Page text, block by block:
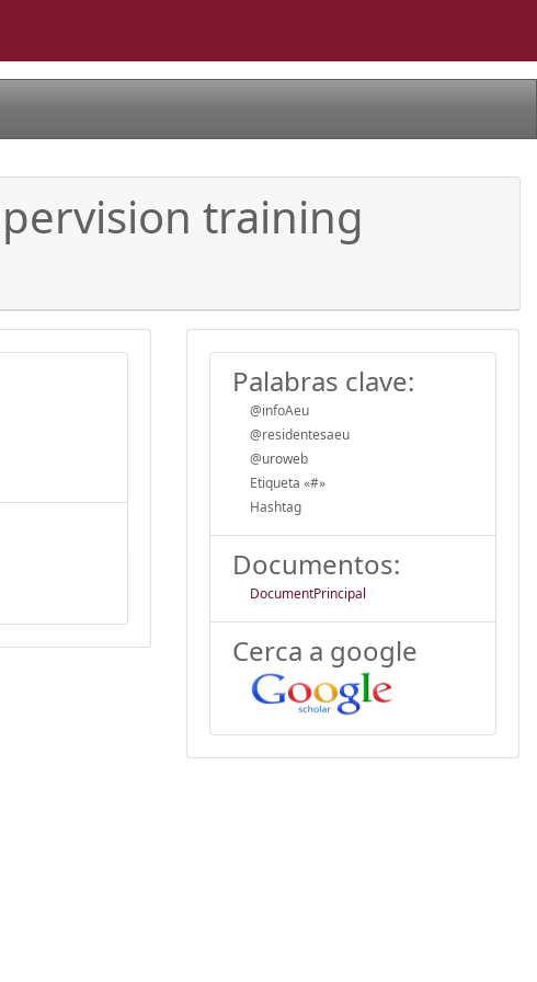
training
Palabras clave:
@infoAeu
@residentesaeu
@uroweb
Etiqueta «#»
Hashtag
Documentos:
DocumentPrincipal
Cerca a google